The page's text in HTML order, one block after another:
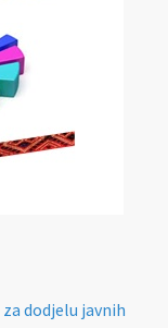
dodjelu javnih